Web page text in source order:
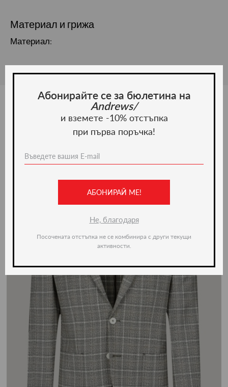
Материал и грижа
Материал:
Ние препоръчваме
-50%
Абонирайте се за бюлетина на
Andrews/
и вземете -10% отстъпка
при първа поръчка!
АБОНИРАЙ МЕ!
Не, благодаря
Посочената отстъпка не се комбинира с други текущи
активности.